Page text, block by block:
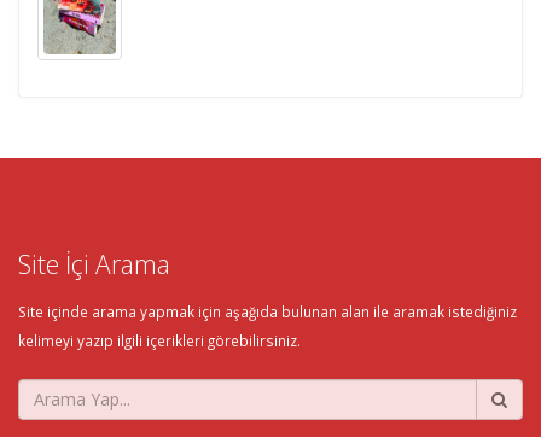
Site İçi Arama
Site içinde arama yapmak için aşağıda bulunan alan ile aramak istediğiniz
kelimeyi yazıp ilgili içerikleri görebilirsiniz.